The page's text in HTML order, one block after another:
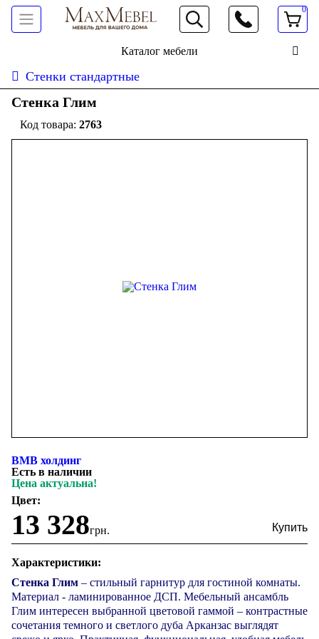
066 472 19 61
0
Каталог мебели
Стенки стандартные
Стенка Глим
2763
ВМВ холдинг
Есть в наличии
Цена актуальна!
Цвет:
13 328грн.
Характеристики:
Стенка Глим – стильный гарнитур для гостиной комнаты.
Материал - ламинированное ДСП. Мебельный ансамбль
Глим интересен выбранной цветовой гаммой – контрастные
сочетания темного и светлого дуба Арканзас выглядят